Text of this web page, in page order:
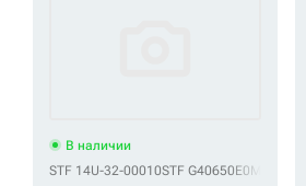
В наличии
STF 14U-32-00010STF G40650E0M00042